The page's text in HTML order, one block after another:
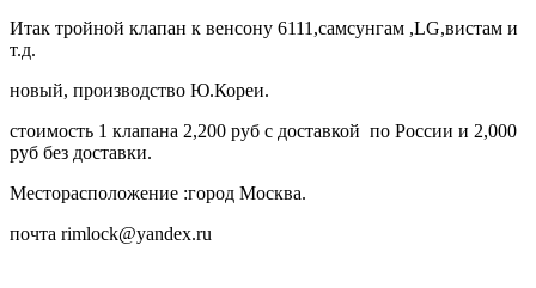
Итак тройной клапан к венсону 6111,самсунгам ,LG,вистам и
т.д.
новый, производство Ю.Кореи.
стоимость 1 клапана 2,200 руб с доставкой по России и 2,000
руб без доставки.
Месторасположение :город Москва.
почта rimlock@yandex.ru